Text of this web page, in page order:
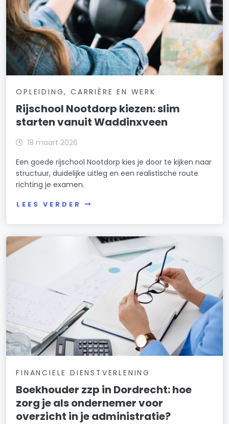
OPLEIDING, CARRIÈRE EN WERK
Rijschool Nootdorp kiezen: slim
starten vanuit Waddinxveen
18 maart 2026
Een goede rijschool Nootdorp kies je door te kijken naar
structuur, duidelijke uitleg en een realistische route
richting je examen.
LEES VERDER
FINANCIELE DIENSTVERLENING
Boekhouder zzp in Dordrecht: hoe
zorg je als ondernemer voor
overzicht in je administratie?